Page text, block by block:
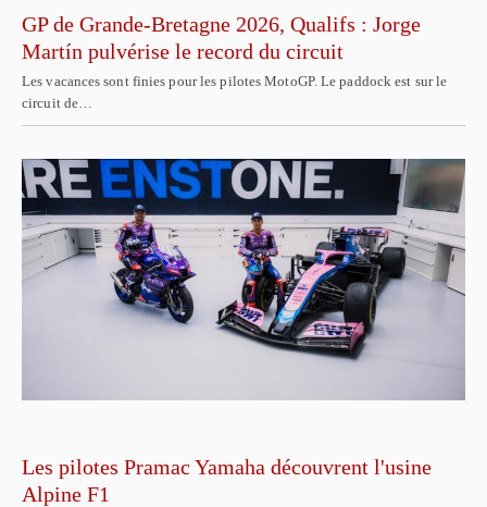
GP de Grande-Bretagne 2026, Qualifs : Jorge
Martín pulvérise le record du circuit
Les vacances sont finies pour les pilotes MotoGP. Le paddock est sur le
circuit de…
Les pilotes Pramac Yamaha découvrent l'usine
Alpine F1